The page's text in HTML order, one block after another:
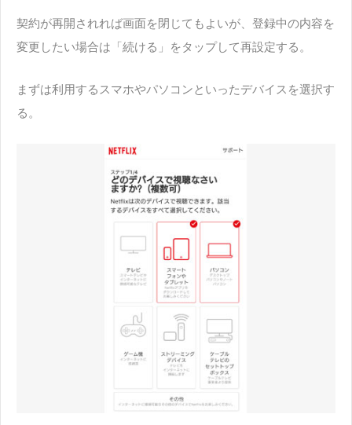
契約が再開されれば画面を閉じてもよいが、登録中の内容を
変更したい場合は「続ける」をタップして再設定する。
まずは利用するスマホやパソコンといったデバイスを選択す
る。